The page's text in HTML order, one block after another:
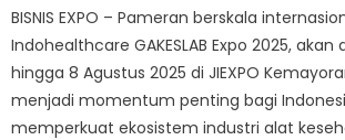
BISNIS EXPO – Pameran berskala
Indohealthcare GAKESLAB Expo 2025,
hingga 8 Agustus 2025 di JIEXPO
menjadi momentum penting bagi
memperkuat ekosistem industri alat